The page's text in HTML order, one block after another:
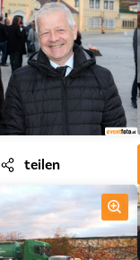
teilen